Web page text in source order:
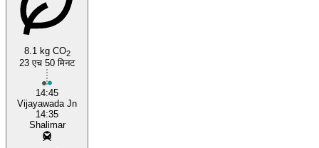
8.1 kg CO2
23 एच 50 मिनट
14:45
Vijayawada Jn
14:35
Shalimar